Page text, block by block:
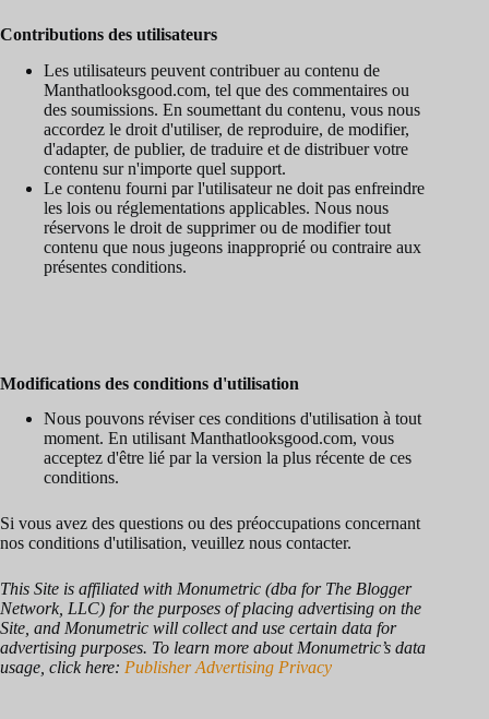
Contributions des utilisateurs
Les utilisateurs peuvent contribuer au contenu de
Manthatlooksgood.com, tel que des commentaires ou
des soumissions. En soumettant du contenu, vous nous
accordez le droit d'utiliser, de reproduire, de modifier,
d'adapter, de publier, de traduire et de distribuer votre
contenu sur n'importe quel support.
Le contenu fourni par l'utilisateur ne doit pas enfreindre
les lois ou réglementations applicables. Nous nous
réservons le droit de supprimer ou de modifier tout
contenu que nous jugeons inapproprié ou contraire aux
présentes conditions.
Modifications des conditions d'utilisation
Nous pouvons réviser ces conditions d'utilisation à tout
moment. En utilisant Manthatlooksgood.com, vous
acceptez d'être lié par la version la plus récente de ces
conditions.
Si vous avez des questions ou des préoccupations concernant
nos conditions d'utilisation, veuillez nous contacter.
This Site is affiliated with Monumetric (dba for The Blogger
Network, LLC) for the purposes of placing advertising on the
Site, and Monumetric will collect and use certain data for
advertising purposes. To learn more about Monumetric’s data
usage, click here: Publisher Advertising Privacy